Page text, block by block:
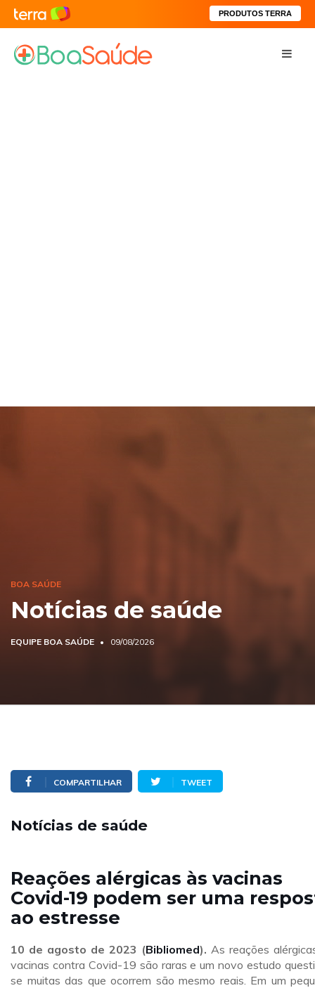
PRODUTOS TERRA
BOA SAÚDE
Notícias de saúde
EQUIPE BOA SAÚDE 09/08/2026
COMPARTILHAR TWEET
Notícias de saúde
Reações alérgicas às vacinas
Covid-19 podem ser uma
ao estresse
10 de agosto de 2023 (Bibliomed). As reações
vacinas contra Covid-19 são raras e um novo estudo
se muitas das que ocorrem são mesmo reais. Em um